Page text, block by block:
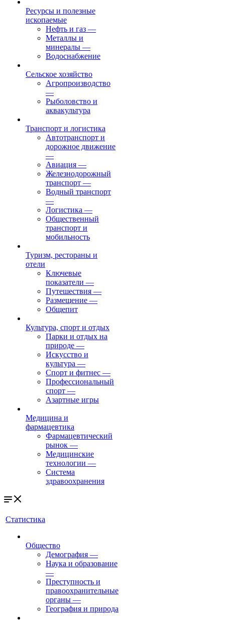
Ресурсы и полезные
ископаемые
Нефть и газ —
Металлы и
минералы —
Водоснабжение
Сельское хозяйство
Агропроизводство
—
Рыболовство и
аквакультура
Транспорт и логистика
Автотранспорт и
дорожное движение
—
Авиация —
Железнодорожный
транспорт —
Водный транспорт
—
Логистика —
Общественный
транспорт и
мобильность
Туризм, рестораны и
отели
Ключевые
показатели —
Путешествия —
Размещение —
Общепит
Культура, спорт и отдых
Парки и отдых на
природе —
Искусство и
культура —
Спорт и фитнес —
Профессиональный
спорт —
Азартные игры
Медицина и
фармацевтика
Фармацевтический
рынок —
Медицинские
технологии —
Система
здравоохранения
Статистика
Общество
Демография —
Наука и образование
—
Преступность и
правоохранительные
органы —
География и природа